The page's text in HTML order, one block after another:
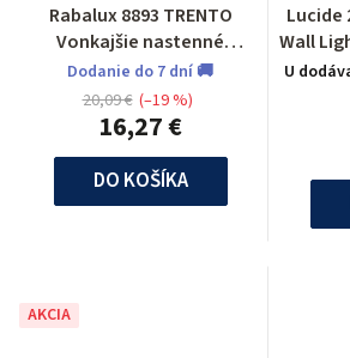
Rabalux 8893 TRENTO
Vonkajšie nastenné
svietidlo
Dodanie do 7 dní 🚚
16,27 €
20,09 € (–19 %)
DO KOŠÍKA
Lucide
Wall
U
AKCIA